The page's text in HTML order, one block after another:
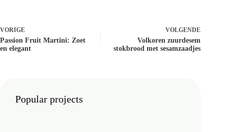
VORIGE
Passion Fruit Martini: Zoet
en elegant
VOLGENDE
Volkoren zuurdesem
stokbrood met sesamzaadjes
Popular projects